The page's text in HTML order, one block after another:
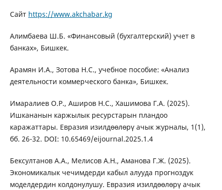
Сайт https://www.akchabar.kg
Алимбаева Ш.Б. «Финансовый (бухгалтерский) учет в
банках», Бишкек.
Арамян И.А., Зотова Н.С., учебное пособие: «Анализ
деятельности коммерческого банка», Бишкек.
Имаралиев О.Р., Аширов Н.С., Хашимова Г.А. (2025).
Ишкананын каржылык ресурстарын пландоо
каражаттары. Евразия изилдөөлөрү ачык журналы, 1(1),
бб. 26-32. DOI: 10.65469/eijournal.2025.1.4
Бексултанов А.А., Мелисов А.Н., Аманова Г.Ж. (2025).
Экономикалык чечимдерди кабыл алууда прогноздук
моделдердин колдонулушу. Евразия изилдөөлөрү ачык